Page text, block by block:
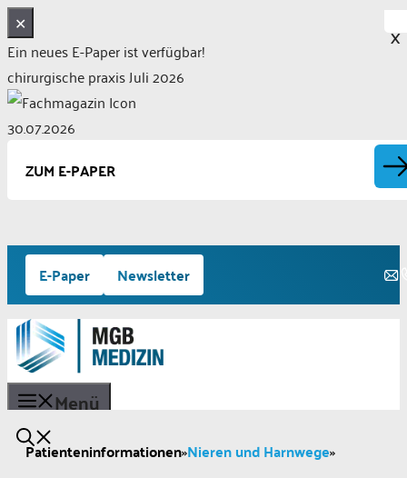
✕
Ein neues E-Paper ist verfügbar!
chirurgische praxis Juli 2026
30.07.2026
ZUM E-PAPER
Zum
Inhalt
springen
E-Paper Newsletter
Menü
Patienteninformationen»Nieren und Harnwege»
X